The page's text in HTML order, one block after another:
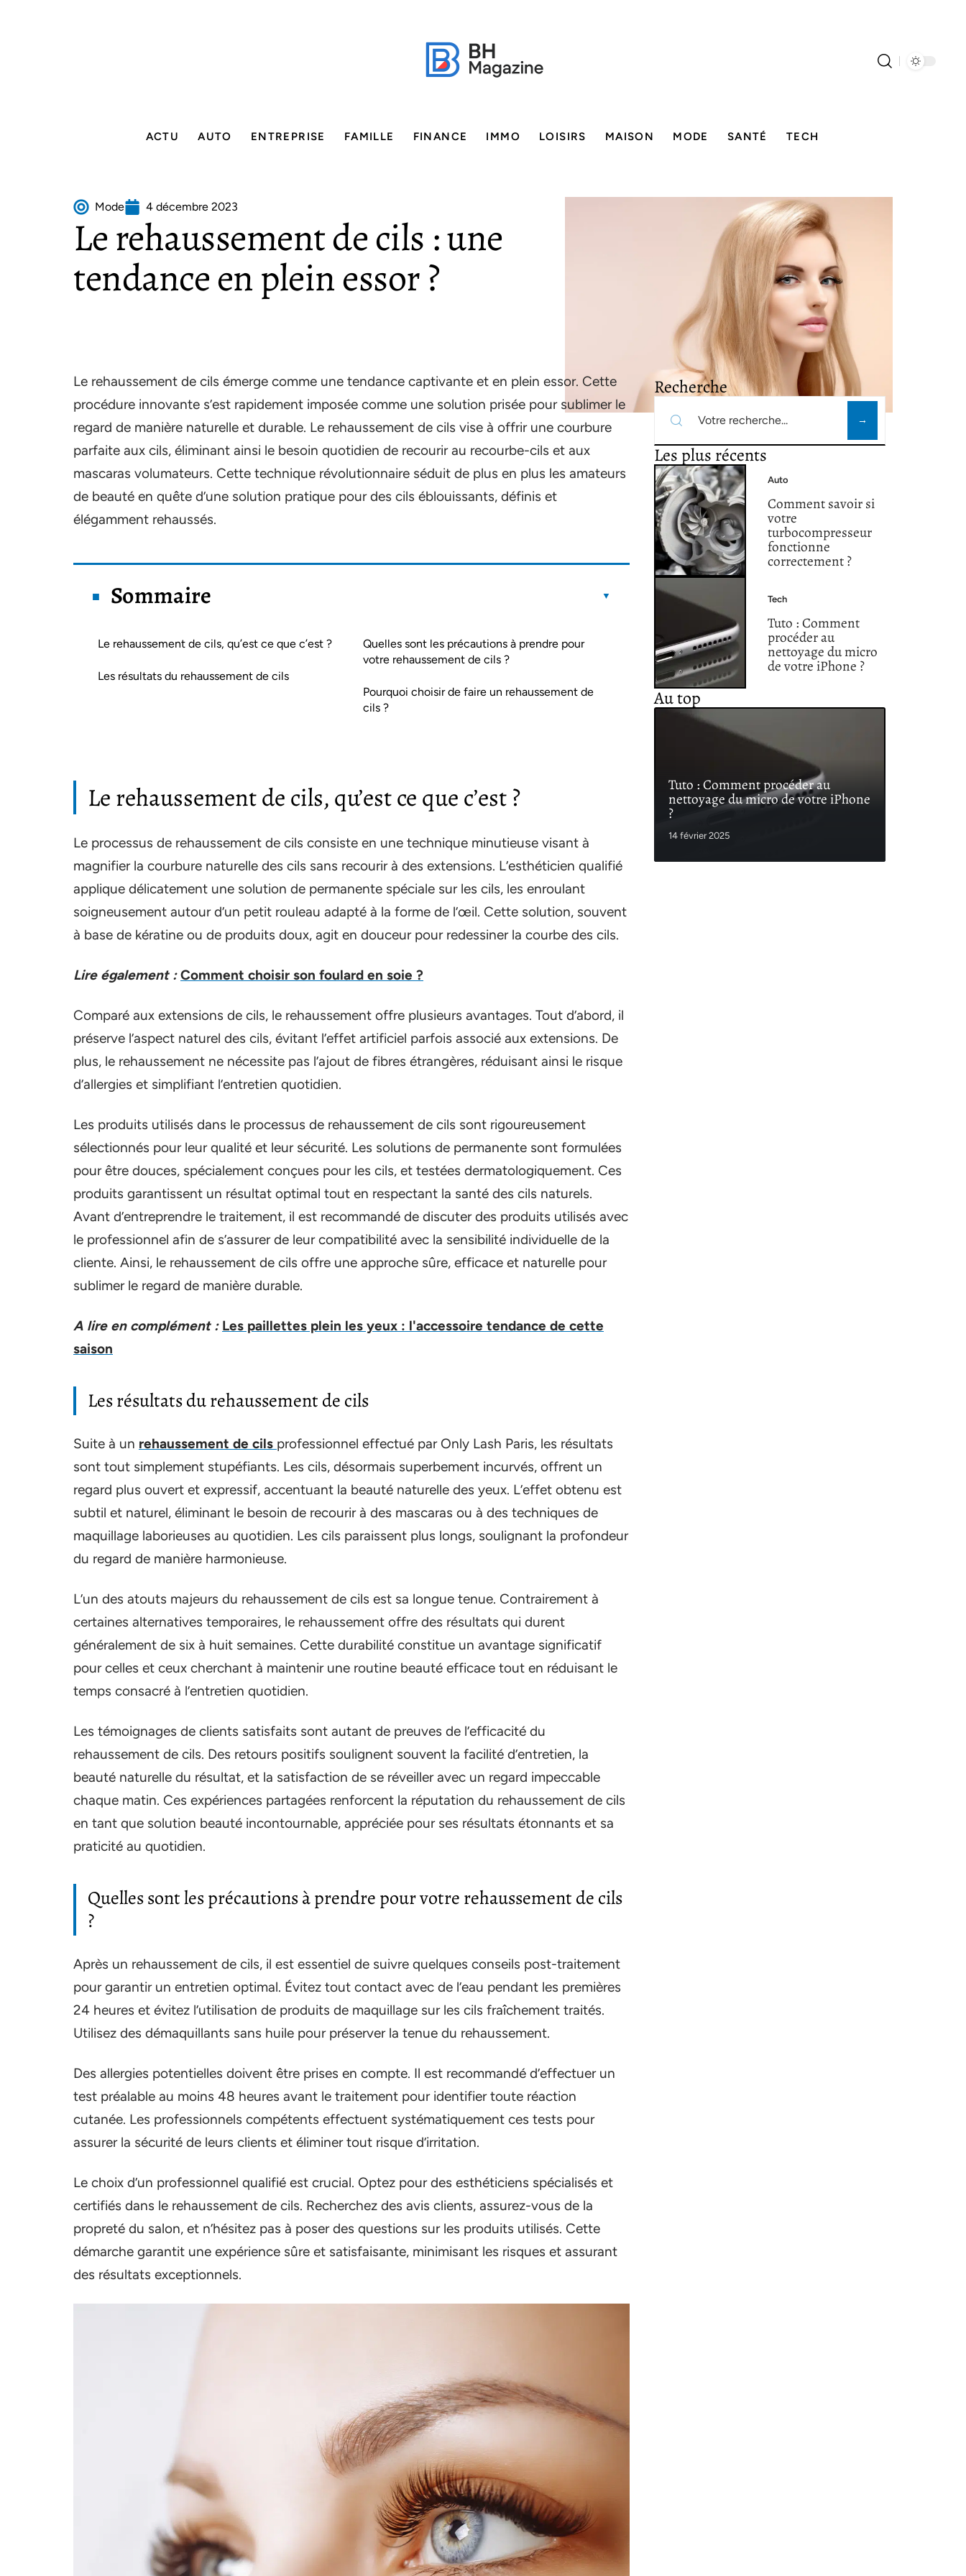
ACTU AUTO ENTREPRISE FAMILLE FINANCE IMMO LOISIRS MAISON MODE SANTÉ TECH
Mode 4 décembre 2023
Le rehaussement de cils : une
tendance en plein essor ?
Le rehaussement de cils émerge comme une tendance captivante et en plein essor. Cette
procédure innovante s’est rapidement imposée comme une solution prisée pour sublimer le
regard de manière naturelle et durable. Le rehaussement de cils vise à offrir une courbure
parfaite aux cils, éliminant ainsi le besoin quotidien de recourir au recourbe-cils et aux
mascaras volumateurs. Cette technique révolutionnaire séduit de plus en plus les amateurs
de beauté en quête d’une solution pratique pour des cils éblouissants, définis et
élégamment rehaussés.
Sommaire
Le rehaussement de cils, qu’est ce que c’est ?
Les résultats du rehaussement de cils
Quelles sont les précautions à prendre pour
votre rehaussement de cils ?
Pourquoi choisir de faire un rehaussement de
cils ?
Le rehaussement de cils, qu’est ce que c’est ?
Le processus de rehaussement de cils consiste en une technique minutieuse visant à
magnifier la courbure naturelle des cils sans recourir à des extensions. L’esthéticien qualifié
applique délicatement une solution de permanente spéciale sur les cils, les enroulant
soigneusement autour d’un petit rouleau adapté à la forme de l’œil. Cette solution, souvent
à base de kératine ou de produits doux, agit en douceur pour redessiner la courbe des cils.
Lire également : Comment choisir son foulard en soie ?
Comparé aux extensions de cils, le rehaussement offre plusieurs avantages. Tout d’abord, il
préserve l’aspect naturel des cils, évitant l’effet artificiel parfois associé aux extensions. De
plus, le rehaussement ne nécessite pas l’ajout de fibres étrangères, réduisant ainsi le risque
d’allergies et simplifiant l’entretien quotidien.
Les produits utilisés dans le processus de rehaussement de cils sont rigoureusement
sélectionnés pour leur qualité et leur sécurité. Les solutions de permanente sont formulées
pour être douces, spécialement conçues pour les cils, et testées dermatologiquement. Ces
produits garantissent un résultat optimal tout en respectant la santé des cils naturels.
Avant d’entreprendre le traitement, il est recommandé de discuter des produits utilisés avec
le professionnel afin de s’assurer de leur compatibilité avec la sensibilité individuelle de la
cliente. Ainsi, le rehaussement de cils offre une approche sûre, efficace et naturelle pour
sublimer le regard de manière durable.
A lire en complément : Les paillettes plein les yeux : l'accessoire tendance de cette
saison
Les résultats du rehaussement de cils
Suite à un rehaussement de cils professionnel effectué par Only Lash Paris, les résultats
sont tout simplement stupéfiants. Les cils, désormais superbement incurvés, offrent un
regard plus ouvert et expressif, accentuant la beauté naturelle des yeux. L’effet obtenu est
subtil et naturel, éliminant le besoin de recourir à des mascaras ou à des techniques de
maquillage laborieuses au quotidien. Les cils paraissent plus longs, soulignant la profondeur
du regard de manière harmonieuse.
L’un des atouts majeurs du rehaussement de cils est sa longue tenue. Contrairement à
certaines alternatives temporaires, le rehaussement offre des résultats qui durent
généralement de six à huit semaines. Cette durabilité constitue un avantage significatif
pour celles et ceux cherchant à maintenir une routine beauté efficace tout en réduisant le
temps consacré à l’entretien quotidien.
Les témoignages de clients satisfaits sont autant de preuves de l’efficacité du
rehaussement de cils. Des retours positifs soulignent souvent la facilité d’entretien, la
beauté naturelle du résultat, et la satisfaction de se réveiller avec un regard impeccable
chaque matin. Ces expériences partagées renforcent la réputation du rehaussement de cils
en tant que solution beauté incontournable, appréciée pour ses résultats étonnants et sa
praticité au quotidien.
Quelles sont les précautions à prendre pour votre rehaussement de cils
?
Après un rehaussement de cils, il est essentiel de suivre quelques conseils post-traitement
pour garantir un entretien optimal. Évitez tout contact avec de l’eau pendant les premières
24 heures et évitez l’utilisation de produits de maquillage sur les cils fraîchement traités.
Utilisez des démaquillants sans huile pour préserver la tenue du rehaussement.
Des allergies potentielles doivent être prises en compte. Il est recommandé d’effectuer un
test préalable au moins 48 heures avant le traitement pour identifier toute réaction
cutanée. Les professionnels compétents effectuent systématiquement ces tests pour
assurer la sécurité de leurs clients et éliminer tout risque d’irritation.
Le choix d’un professionnel qualifié est crucial. Optez pour des esthéticiens spécialisés et
certifiés dans le rehaussement de cils. Recherchez des avis clients, assurez-vous de la
propreté du salon, et n’hésitez pas à poser des questions sur les produits utilisés. Cette
démarche garantit une expérience sûre et satisfaisante, minimisant les risques et assurant
des résultats exceptionnels.
Recherche
Les plus récents
Auto
Comment savoir si
votre
turbocompresseur
fonctionne
correctement ?
Tech
Tuto : Comment
procéder au
nettoyage du micro
de votre iPhone ?
Au top
Tuto : Comment procéder au
nettoyage du micro de votre iPhone
?
14 février 2025